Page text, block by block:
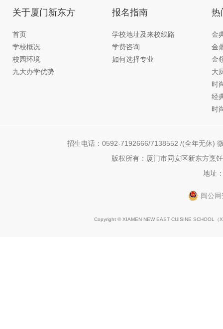
关于厦门新东方
首页
学校概况
校园环境
九大办学优势
报名指南
学校地址及来校线路
学费咨询
如何选择专业
热
金
金
金
大
时
经
时
招生电话：0592-7192666/7138552 /(全年无休)
版权所有：厦门市同安区新东方烹
地址
闽公
Copyright © XIAMEN NEW EAST CUISINE SCHOOL（